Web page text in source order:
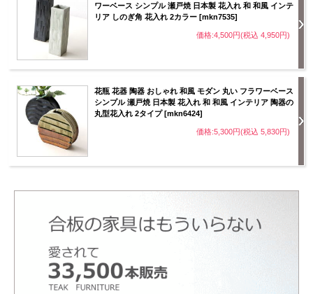
ワーベース シンプル 瀬戸焼 日本製 花入れ 和 和風 インテ
リア しのぎ角 花入れ 2カラー [mkn7535]
価格:4,500円(税込 4,950円)
花瓶 花器 陶器 おしゃれ 和風 モダン 丸い フラワーベース
シンプル 瀬戸焼 日本製 花入れ 和 和風 インテリア 陶器の
丸型花入れ 2タイプ [mkn6424]
価格:5,300円(税込 5,830円)